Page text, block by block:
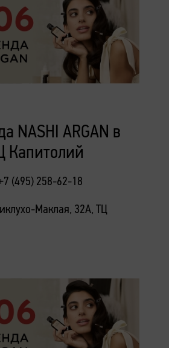
NASHI ARGAN в
Капитолий
(495) 258-62-18
Маклая, 32А, ТЦ